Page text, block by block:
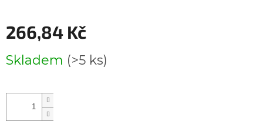
266,84 Kč
cena:
Skladem (>5 ks)